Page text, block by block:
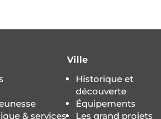
& services
Ville
Historique et
découverte
Équipements
Les grand projets